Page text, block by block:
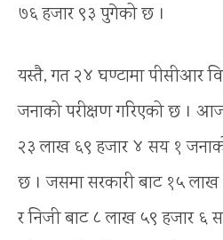
७६ हजार ९३ पुगेको छ ।
यस्तै, गत २४ घण्टामा पीसीआर
जनाको परीक्षण गरिएको छ ।
२३ लाख ६९ हजार ४ सय १
छ । जसमा सरकारी बाट १५
र निजी बाट ८ लाख ५९ हजार ६